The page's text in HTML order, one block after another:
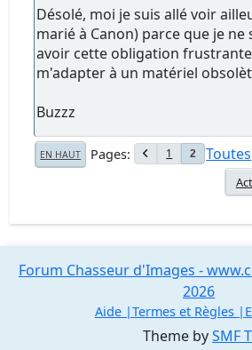
Désolé, moi je suis allé voir
marié à Canon) parce que je ne
avoir cette obligation
m'adapter à un matériel
Buzzz
EN HAUT Pages 1 2 Toutes
Theme bySMF
Forum Chasseur d'Images -
2026
Aide Termes et Règles